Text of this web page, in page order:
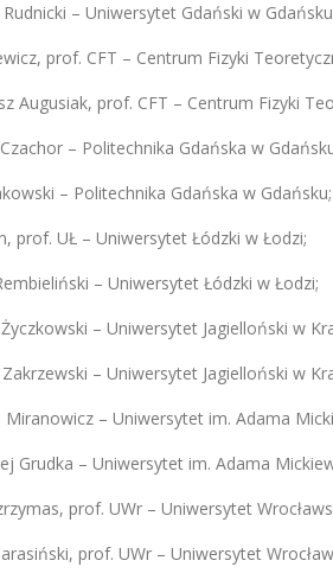
– Uniwersytet Gdański w
prof. CFT – Centrum Fizyki
Augusiak, prof. CFT – Centrum Fizyki
– Politechnika Gdańska w
– Politechnika Gdańska w Gdańsku;
prof. UŁ – Uniwersytet Łódzki w Łodzi;
– Uniwersytet Łódzki w Łodzi;
– Uniwersytet Jagielloński w
– Uniwersytet Jagielloński w
– Uniwersytet im. Adama
Grudka – Uniwersytet im. Adama
prof. UWr – Uniwersytet
prof. UWr – Uniwersytet